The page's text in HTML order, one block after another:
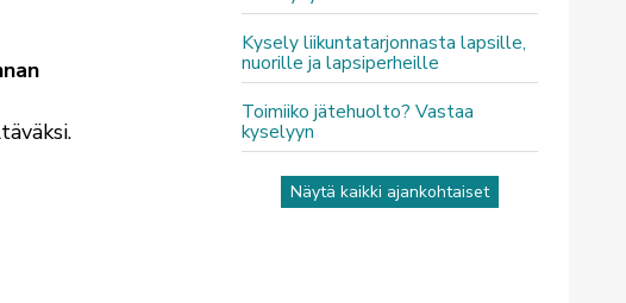
Kysely liikuntatarjonnasta lapsille,
nuorille ja lapsiperheille
Toimiiko jätehuolto? Vastaa
kyselyyn
Näytä kaikki ajankohtaiset